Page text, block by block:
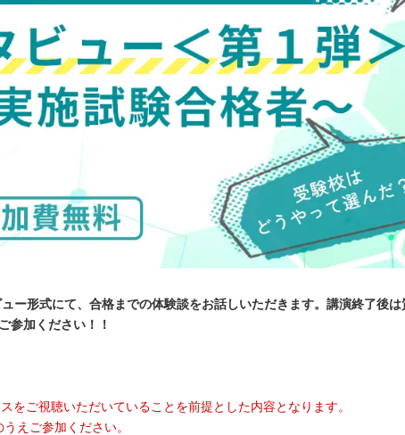
ー形式にて、合格までの体験談をお話しいただきます。講演終了後
参加ください！！
ご視聴いただいていることを前提とした内容となります。
うえご参加ください。